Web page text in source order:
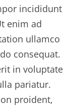
incididunt
enim ad
ullamco
consequat.
in voluptate
pariatur.
proident,